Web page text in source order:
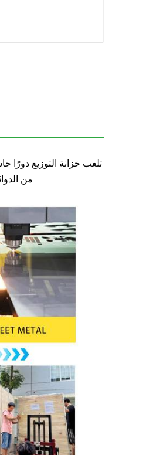
تلعب خزانة التوزيع دورًا
من